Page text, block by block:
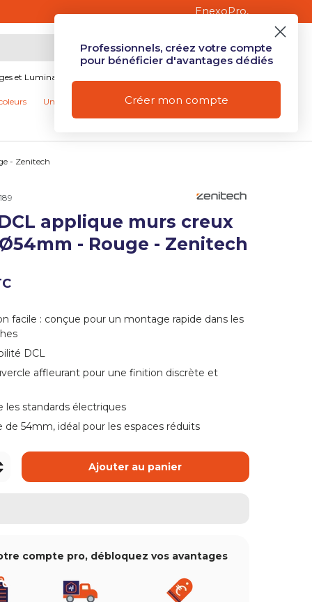
les particuliers.
Mon compte
Se connecterPanier
et Luminaires
Univers Camping Nos promotions
- Zenitech
de galerie
de galerie
de galerie
applique murs creux
- Rouge - Zenitech
facile : conçue pour un montage rapide dans les
DCL
affleurant pour une finition discrète et
les standards électriques
de 54mm, idéal pour les espaces réduits
Ajouter au panier
compte pro, débloquez vos avantages
Professionnels, créez votre compte
pour bénéficier d'avantages dédiés
Créer mon compte